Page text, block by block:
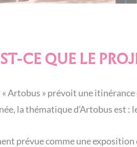
CE QUE LE
Artobus » prévoit une
la thématique d’Artobus est :
prévue comme une exposition